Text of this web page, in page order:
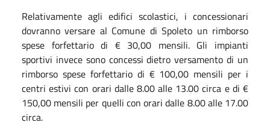
Relativamente agli edifici scolastici, i concessionari
dovranno versare al Comune di Spoleto un rimborso
spese forfettario di € 30,00 mensili. Gli impianti
sportivi invece sono concessi dietro versamento di un
rimborso spese forfettario di € 100,00 mensili per i
centri estivi con orari dalle 8.00 alle 13.00 circa e di €
150,00 mensili per quelli con orari dalle 8.00 alle 17.00
circa.